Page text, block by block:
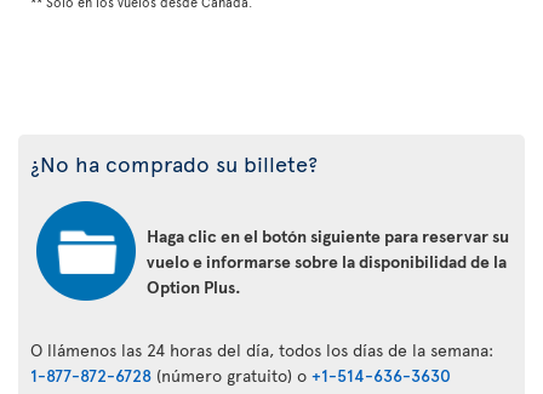
¿No ha comprado su billete?
Haga clic en el botón siguiente para reservar su
vuelo e informarse sobre la disponibilidad de la
Option Plus.
O llámenos las 24 horas del día, todos los días de la semana:
1-877-872-6728 (número gratuito) o +1-514-636-3630